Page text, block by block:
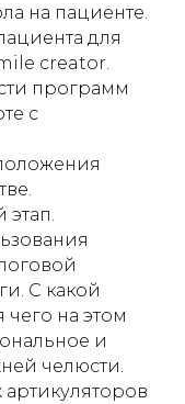
на пациенте.
для
creator.
программ
с
С какой
на этом
и
челюсти.